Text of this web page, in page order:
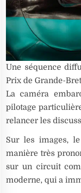
Une séquence
Prix de Grande-
La caméra
pilotage
relancer les
Sur les images,
manière très
sur un circuit
moderne, qui a